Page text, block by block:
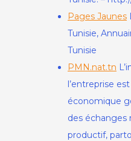
Pages Jaunes
Tunisie,
Tunisie
PMN.nat.tn
l’entreprise
économique
des
productif,